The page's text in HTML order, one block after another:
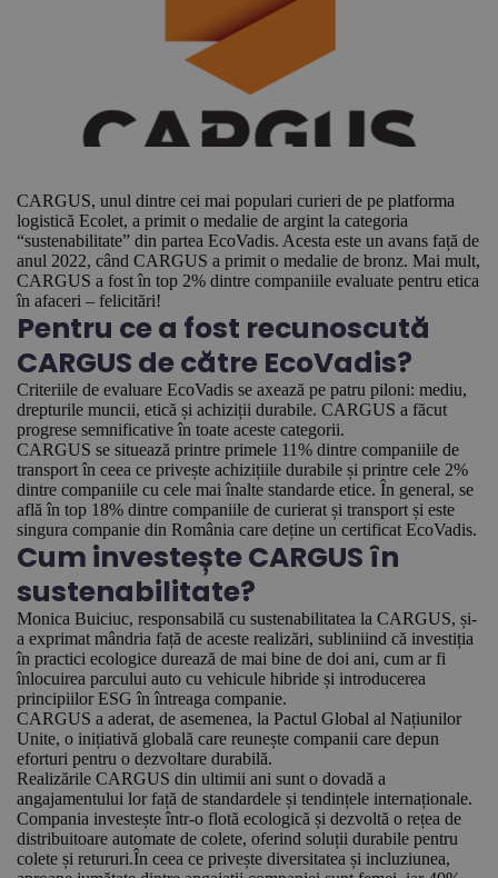
CARGUS, unul dintre cei mai populari curieri de pe platforma
logistică Ecolet, a primit o medalie de argint la categoria
“sustenabilitate” din partea EcoVadis. Acesta este un avans față de
anul 2022, când CARGUS a primit o medalie de bronz. Mai mult,
CARGUS a fost în top 2% dintre companiile evaluate pentru etica
în afaceri – felicitări!
Pentru ce a fost recunoscută
CARGUS de către EcoVadis?
Criteriile de evaluare EcoVadis se axează pe patru piloni: mediu,
drepturile muncii, etică și achiziții durabile. CARGUS a făcut
progrese semnificative în toate aceste categorii.
CARGUS se situează printre primele 11% dintre companiile de
transport în ceea ce privește achizițiile durabile și printre cele 2%
dintre companiile cu cele mai înalte standarde etice. În general, se
află în top 18% dintre companiile de curierat și transport și este
singura companie din România care deține un certificat EcoVadis.
Cum investește CARGUS în
sustenabilitate?
Monica Buiciuc, responsabilă cu sustenabilitatea la CARGUS, și-
a exprimat mândria față de aceste realizări, subliniind că investiția
în practici ecologice durează de mai bine de doi ani, cum ar fi
înlocuirea parcului auto cu vehicule hibride și introducerea
principiilor ESG în întreaga companie.
CARGUS a aderat, de asemenea, la Pactul Global al Națiunilor
Unite, o inițiativă globală care reunește companii care depun
eforturi pentru o dezvoltare durabilă.
Realizările CARGUS din ultimii ani sunt o dovadă a
angajamentului lor față de standardele și tendințele internaționale.
Compania investește într-o flotă ecologică și dezvoltă o rețea de
distribuitoare automate de colete, oferind soluții durabile pentru
colete și retururi.În ceea ce privește diversitatea și incluziunea,